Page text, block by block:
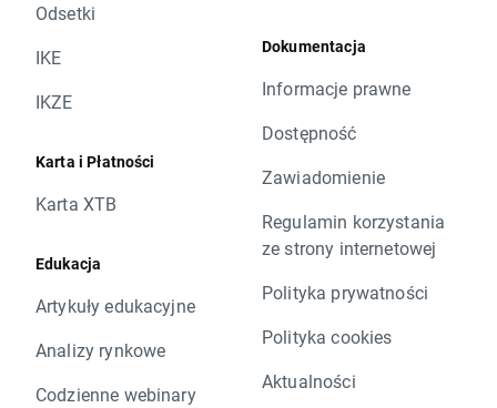
Odsetki
IKE
IKZE
Karta i Płatności
Karta XTB
Edukacja
Artykuły edukacyjne
Analizy rynkowe
Codzienne webinary
Dokumentacja
Informacje prawne
Dostępność
Zawiadomienie
Regulamin korzystania
ze strony internetowej
Polityka prywatności
Polityka cookies
Aktualności